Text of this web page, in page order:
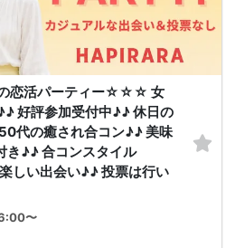
恋活パーティー☆☆☆ 女
好評参加受付中♪♪ 休日の
代の癒され合コン♪♪ 美味
き♪♪ 合コンスタイル
しい出会い♪♪ 投票は行い
〜